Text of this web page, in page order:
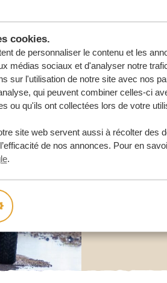
cookies.
de personnaliser le contenu et les
médias sociaux et d'analyser notre
sur l'utilisation de notre site avec nos
qui peuvent combiner celles-ci
ou qu'ils ont collectées lors de votre
site web servent aussi à récolter des
de nos annonces. Pour en
.